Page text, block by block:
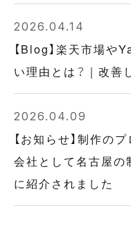
2026.04.14
【Blog】楽天市場や
い理由とは？｜改善
2026.04.09
【お知らせ】制作の
会社として名古屋の
に紹介されました